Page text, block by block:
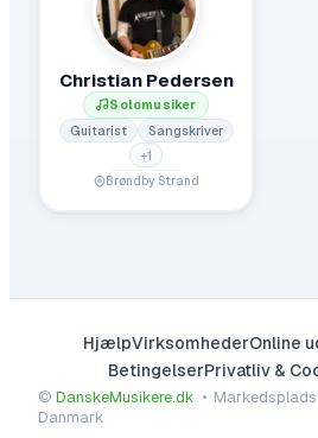
Christian Pedersen
Solomusiker
Guitarist
Sangskriver
+1
Brøndby Strand
HjælpVirksomhederOnline
BetingelserPrivatliv &
© DanskeMusikere.dk •
Danmark